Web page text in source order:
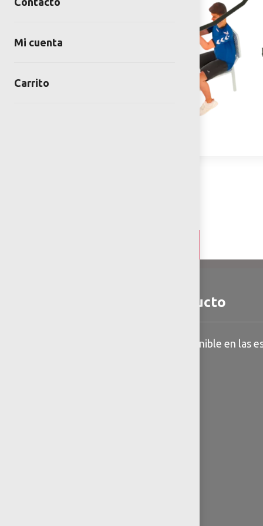
Detalles del producto
Información general disponible en las
Mi cuenta
Carrito